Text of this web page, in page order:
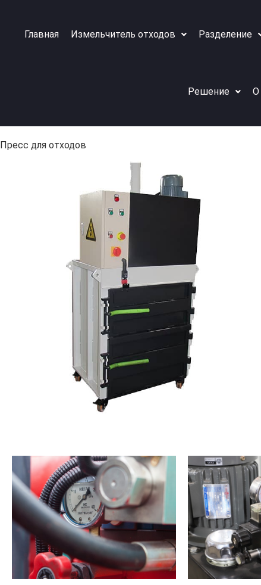
Главная Измельчитель отходов Разделение
Решение О
Пресс для отходов